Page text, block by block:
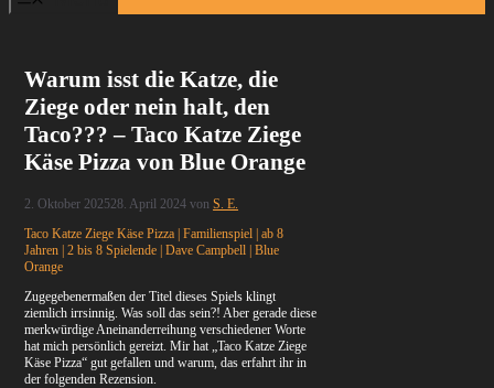
Warum isst die Katze, die
Ziege oder nein halt, den
Taco??? – Taco Katze Ziege
Käse Pizza von Blue Orange
2. Oktober 202528. April 2024 vonS. E.
Taco Katze Ziege Käse Pizza | Familienspiel | ab 8
Jahren | 2 bis 8 Spielende | Dave Campbell | Blue
Orange
Zugegebenermaßen der Titel dieses Spiels klingt
ziemlich irrsinnig. Was soll das sein?! Aber gerade diese
merkwürdige Aneinanderreihung verschiedener Worte
hat mich persönlich gereizt. Mir hat „Taco Katze Ziege
Käse Pizza“ gut gefallen und warum, das erfahrt ihr in
der folgenden Rezension.